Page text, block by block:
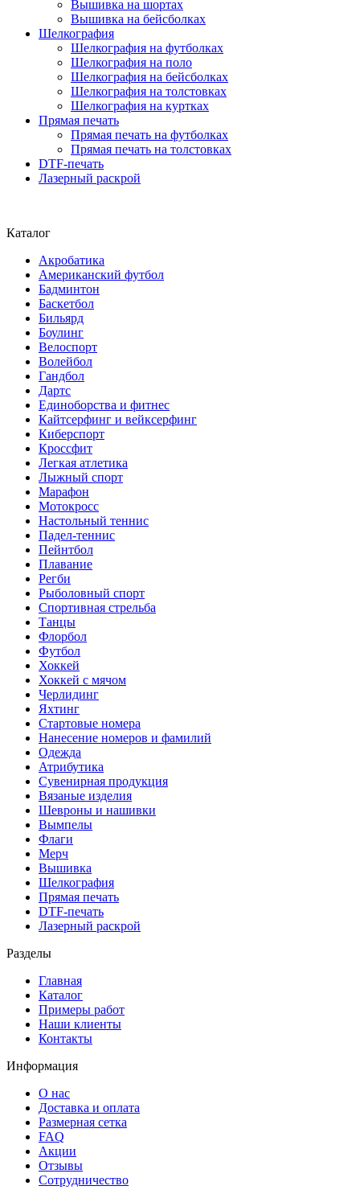
Вышивка на шортах
Вышивка на бейсболках
Шелкография
Шелкография на футболках
Шелкография на поло
Шелкография на бейсболках
Шелкография на толстовках
Шелкография на куртках
Прямая печать
Прямая печать на футболках
Прямая печать на толстовках
DTF-печать
Лазерный раскрой
Каталог
Акробатика
Американский футбол
Бадминтон
Баскетбол
Бильярд
Боулинг
Велоспорт
Волейбол
Гандбол
Дартс
Единоборства и фитнес
Кайтсерфинг и вейксерфинг
Киберспорт
Кроссфит
Легкая атлетика
Лыжный спорт
Марафон
Мотокросс
Настольный теннис
Падел-теннис
Пейнтбол
Плавание
Регби
Рыболовный спорт
Спортивная стрельба
Танцы
Флорбол
Футбол
Хоккей
Хоккей с мячом
Черлидинг
Яхтинг
Стартовые номера
Нанесение номеров и фамилий
Одежда
Атрибутика
Сувенирная продукция
Вязаные изделия
Шевроны и нашивки
Вымпелы
Флаги
Мерч
Вышивка
Шелкография
Прямая печать
DTF-печать
Лазерный раскрой
Разделы
Главная
Каталог
Примеры работ
Наши клиенты
Контакты
Информация
О нас
Доставка и оплата
Размерная сетка
FAQ
Акции
Отзывы
Сотрудничество